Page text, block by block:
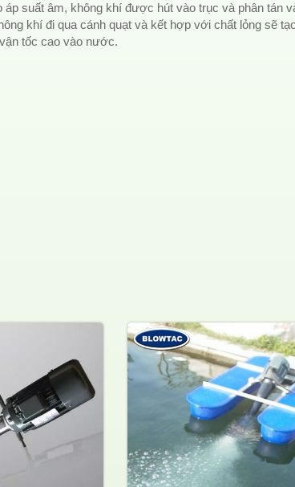
áp suất âm, không khí được hút vào trục và phân tán
khí đi qua cánh quạt và kết hợp với chất lỏng sẽ
tốc cao vào nước.